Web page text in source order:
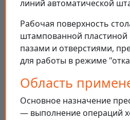
линий автоматической
Рабочая поверхность
штампованной пластиной
пазами и отверстиями,
для работы в режиме
Область
Основное назначение
— выполнение операций